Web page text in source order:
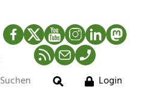
Facebook
TwitterYouTubeInstagram
LinkedIn
RSS-Newsfeed
MailTelefon
Suche
Login